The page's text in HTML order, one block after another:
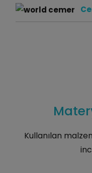
Kullanılan